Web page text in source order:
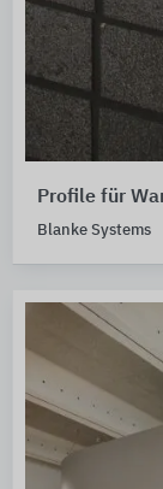
Profile für
Blanke Systems